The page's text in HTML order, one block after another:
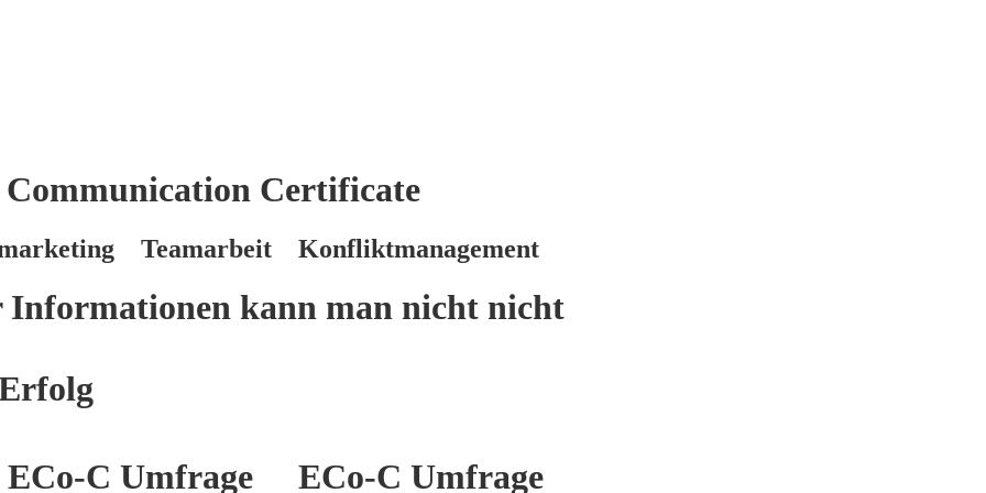
Certificate
Teamarbeit Konfliktmanagement
Informationen kann man nicht nicht
ECo-C Umfrage ECo-C Umfrage